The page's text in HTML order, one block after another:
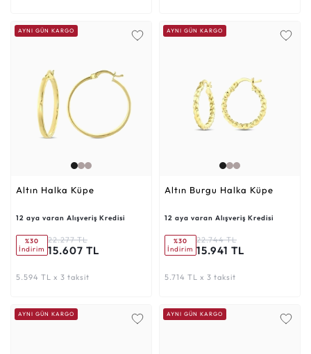
AYNI GÜN KARGO
Altın Halka Küpe
12 aya varan Alışveriş Kredisi
%30
İndirim
22.277 TL
15.607 TL
5.594 TL x 3 taksit
AYNI GÜN KARGO
Altın Burgu Halka Küpe
12 aya varan Alışveriş Kredisi
%30
İndirim
22.744 TL
15.941 TL
5.714 TL x 3 taksit
AYNI GÜN KARGO AYNI GÜN KARGO